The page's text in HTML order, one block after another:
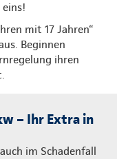
eins!
mit 17 Jahren“
Beginnen
ihren
– Ihr Extra in
im Schadenfall